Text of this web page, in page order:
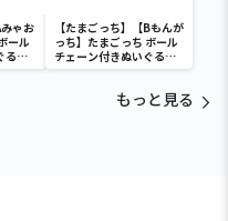
みゃお
ール
るみ
【たまごっち】【Bもんが
っち】たまごっち ボール
チェーン付きぬいぐるみ
～Tamagotchi
もっと見る